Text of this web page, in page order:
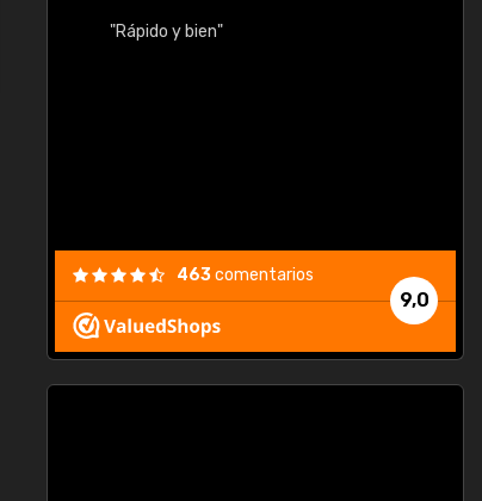
"Rápido y bien"
9,0
463comentarios